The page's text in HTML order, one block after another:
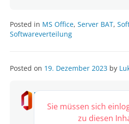
Posted in MS Office, Server BAT,
Softwareverteilung
Posted on 19. Dezember 2023 by
MS
Office
Sie müssen sich
zu diesen